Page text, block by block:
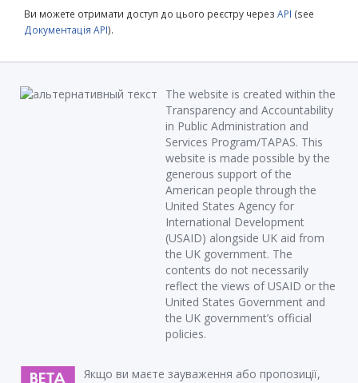
Ви можете отримати доступ до цього реєстру через API (see
Документація API).
The website is created within the
Transparency and Accountability
in Public Administration and
Services Program/TAPAS. This
website is made possible by the
generous support of the
American people through the
United States Agency for
International Development
(USAID) alongside UK aid from
the UK government. The
contents do not necessarily
reflect the views of USAID or the
United States Government and
the UK government’s official
policies.
Якщо ви маєте зауваження або пропозиції,